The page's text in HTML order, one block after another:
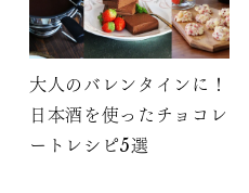
大人のバレンタインに！
日本酒を使ったチョコレ
ートレシピ5選